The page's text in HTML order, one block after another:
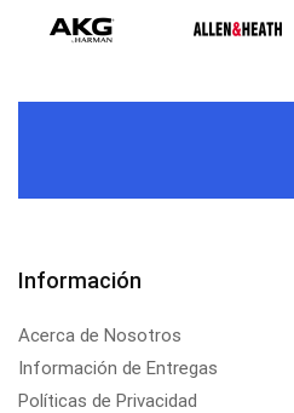
Información
Acerca de Nosotros
Información de Entregas
Políticas de Privacidad